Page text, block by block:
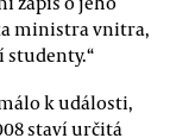
ministra vnitra,
studenty.“
k události,
staví určitá